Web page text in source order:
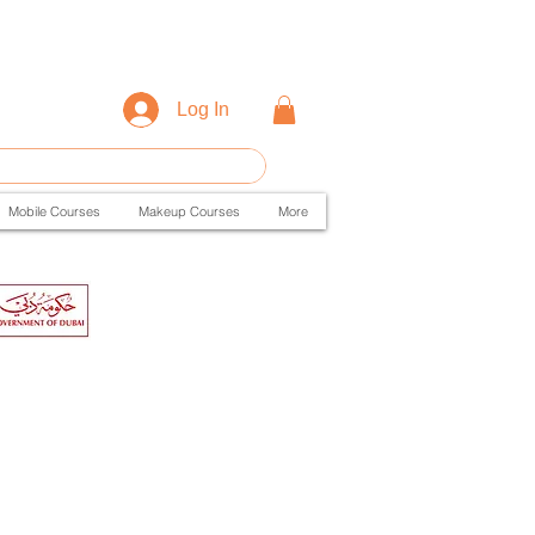
Log In
Mobile Courses Makeup Courses More